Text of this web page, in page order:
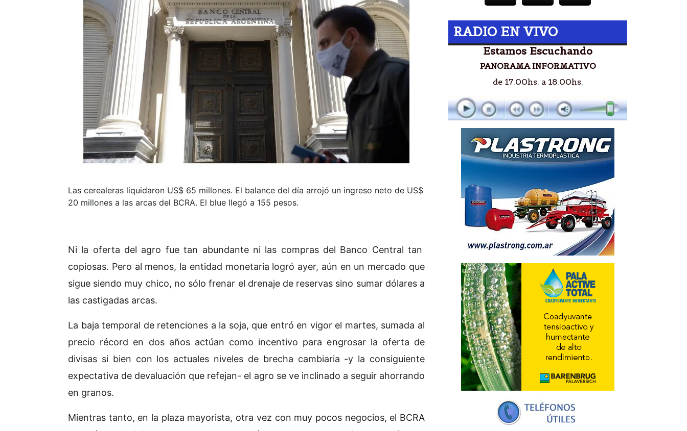
Las cerealeras liquidaron US$ 65 millones. El balance del día arrojó un ingreso neto de US$
20 millones a las arcas del BCRA. El blue llegó a 155 pesos.
Ni la oferta del agro fue tan abundante ni las compras del Banco Central tan
copiosas. Pero al menos, la entidad monetaria logró ayer, aún en un mercado que
sigue siendo muy chico, no sólo frenar el drenaje de reservas sino sumar dólares a
las castigadas arcas.
La baja temporal de retenciones a la soja, que entró en vigor el martes, sumada al
precio récord en dos años actúan como incentivo para engrosar la oferta de
divisas si bien con los actuales niveles de brecha cambiaria -y la consiguiente
expectativa de devaluación que refejan- el agro se ve inclinado a seguir ahorrando
en granos.
Mientras tanto, en la plaza mayorista, otra vez con muy pocos negocios, el BCRA
RADIO EN VIVO
Estamos Escuchando
PANORAMA INFORMATIVO
de 17.00hs. a 18.00hs.